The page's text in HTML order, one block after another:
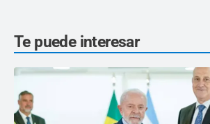
Te puede interesar